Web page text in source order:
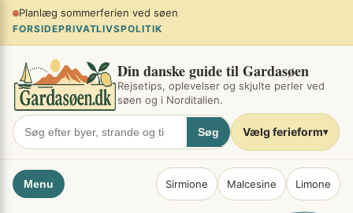
Spring
indhold
Planlæg sommerferien ved søen
FORSIDEPRIVATLIVSPOLITIK
Din danske guide til Gardasøen
Rejsetips, oplevelser og skjulte perler ved
søen og i Norditalien.
Søg Vælg ferieform▾
Menu Sirmione Malcesine Limone